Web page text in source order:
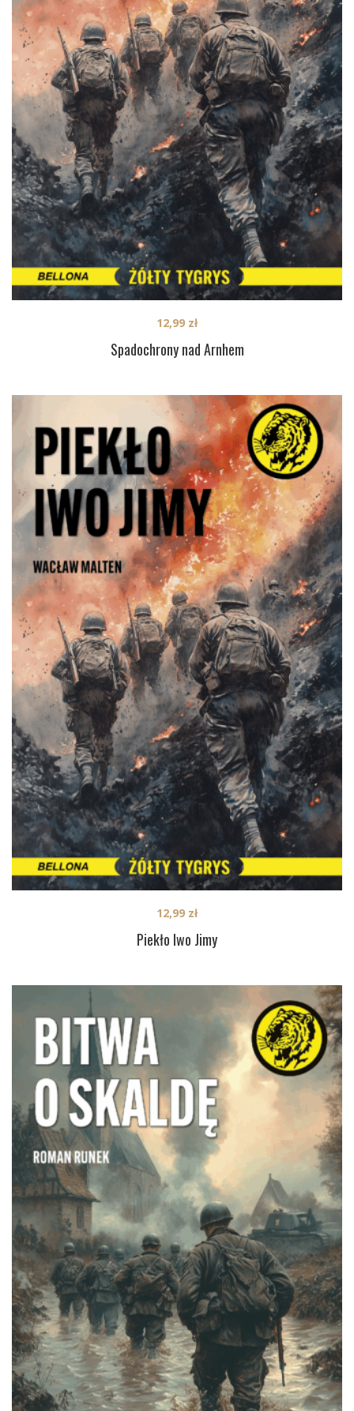
Spadochrony nad Arnhem
12,99 zł
Piekło Iwo Jimy
12,99 zł